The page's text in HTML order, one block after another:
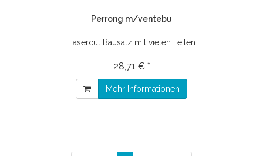
Perrong m/ventebu
Lasercut Bausatz mit vielen Teilen
28,71 € *
Mehr Informationen